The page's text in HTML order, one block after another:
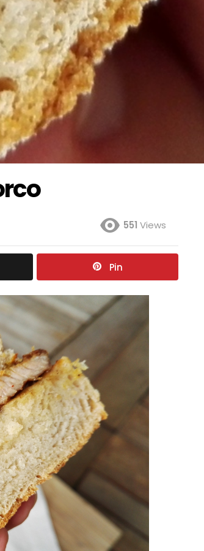
551 Views
Pin